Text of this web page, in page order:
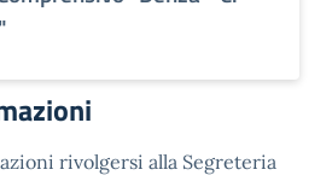
rivolgersi alla Segreteria